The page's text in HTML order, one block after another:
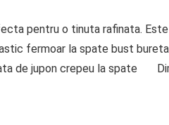
pentru o tinuta rafinata.
fermoar la spate bust
de jupon crepeu la spate